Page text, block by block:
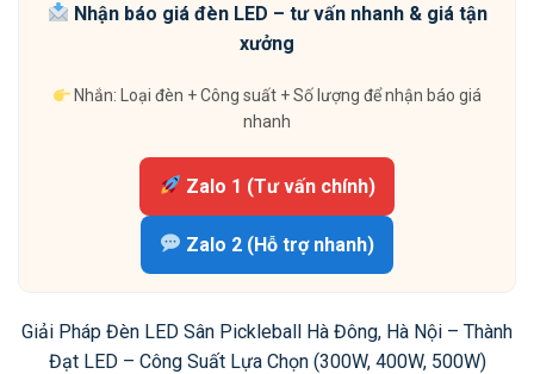
Nhận báo giá đèn LED – tư vấn nhanh & giá tận
xưởng
Nhắn: Loại đèn + Công suất + Số lượng để nhận báo giá
nhanh
Zalo 1 (Tư vấn chính)
Zalo 2 (Hỗ trợ nhanh)
Giải Pháp Đèn LED Sân Pickleball Hà Đông, Hà Nội – Thành
Đạt LED – Công Suất Lựa Chọn (300W, 400W, 500W)